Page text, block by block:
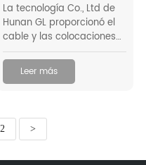
La tecnología Co., Ltd de
Hunan GL proporcionó el
cable y las colocaciones
de ADSS para Powertel
para proporcionar la
ayuda máxima para los
Leer más
2 >